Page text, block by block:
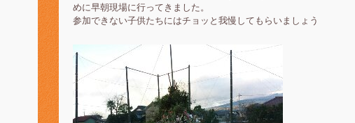
めに早朝現場に行ってきました。
参加できない子供たちにはチョッと我慢してもらいましょう